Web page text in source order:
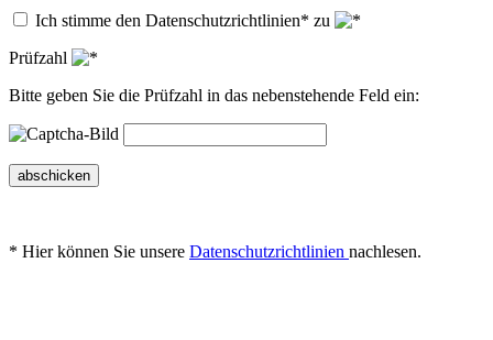
Ich stimme den Datenschutzrichtlinien* zu
Prüfzahl
Bitte geben Sie die Prüfzahl in das nebenstehende Feld ein:
abschicken
* Hier können Sie unsere Datenschutzrichtlinien nachlesen.